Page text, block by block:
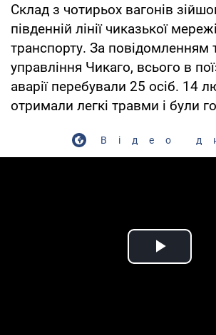
Склад з чотирьох вагонів
південній лінії чиказької
транспорту. За повідомленням
управління Чикаго, всього в
аварії перебували 25 осіб. 14
отримали легкі травми і були
Відео
Play